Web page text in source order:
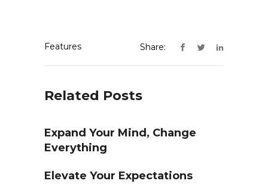
Features Share:
Related Posts
Expand Your Mind, Change
Everything
Elevate Your Expectations